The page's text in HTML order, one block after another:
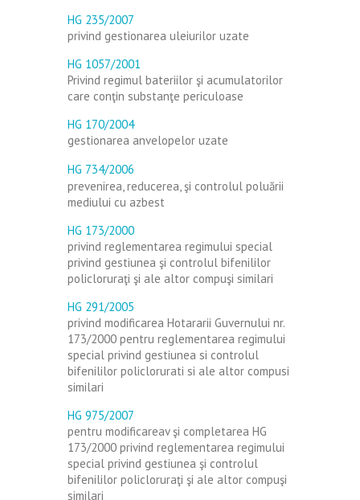
HG 235/2007
privind gestionarea uleiurilor uzate
HG 1057/2001
Privind regimul bateriilor şi acumulatorilor
care conţin substanţe periculoase
HG 170/2004
gestionarea anvelopelor uzate
HG 734/2006
prevenirea, reducerea, şi controlul poluării
mediului cu azbest
HG 173/2000
privind reglementarea regimului special
privind gestiunea şi controlul bifenililor
policloruraţi şi ale altor compuşi similari
HG 291/2005
privind modificarea Hotararii Guvernului nr.
173/2000 pentru reglementarea regimului
special privind gestiunea si controlul
bifenililor policlorurati si ale altor compusi
similari
HG 975/2007
pentru modificareav şi completarea HG
173/2000 privind reglementarea regimului
special privind gestiunea şi controlul
bifenililor policloruraţi şi ale altor compuşi
similari